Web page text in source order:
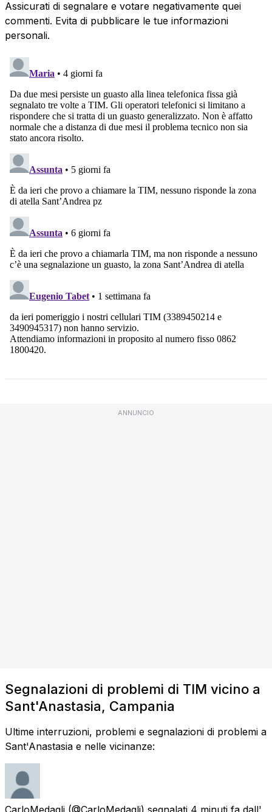
Assicurati di segnalare e votare negativamente quei
commenti. Evita di pubblicare le tue informazioni
personali.
ANNUNCIO
Segnalazioni di problemi di TIM vicino a
Sant'Anastasia, Campania
Ultime interruzioni, problemi e segnalazioni di problemi a
Sant'Anastasia e nelle vicinanze:
CarloMedagli (@CarloMedagli) segnalati 4 minuti fa dall'